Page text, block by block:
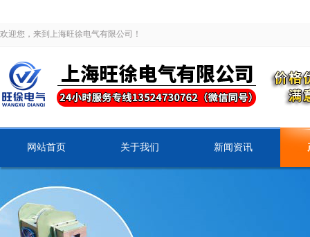
欢迎您，来到上海旺徐电气有限公司！
网站首页 关于我们 新闻资讯